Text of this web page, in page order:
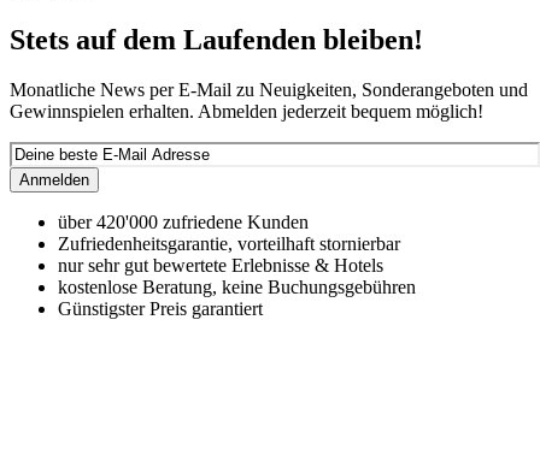
Stets auf dem Laufenden bleiben!
Monatliche News per E-Mail zu Neuigkeiten, Sonderangeboten und
Gewinnspielen erhalten. Abmelden jederzeit bequem möglich!
Anmelden
über 420'000 zufriedene Kunden
Zufriedenheitsgarantie, vorteilhaft stornierbar
nur sehr gut bewertete Erlebnisse & Hotels
kostenlose Beratung, keine Buchungsgebühren
Günstigster Preis garantiert